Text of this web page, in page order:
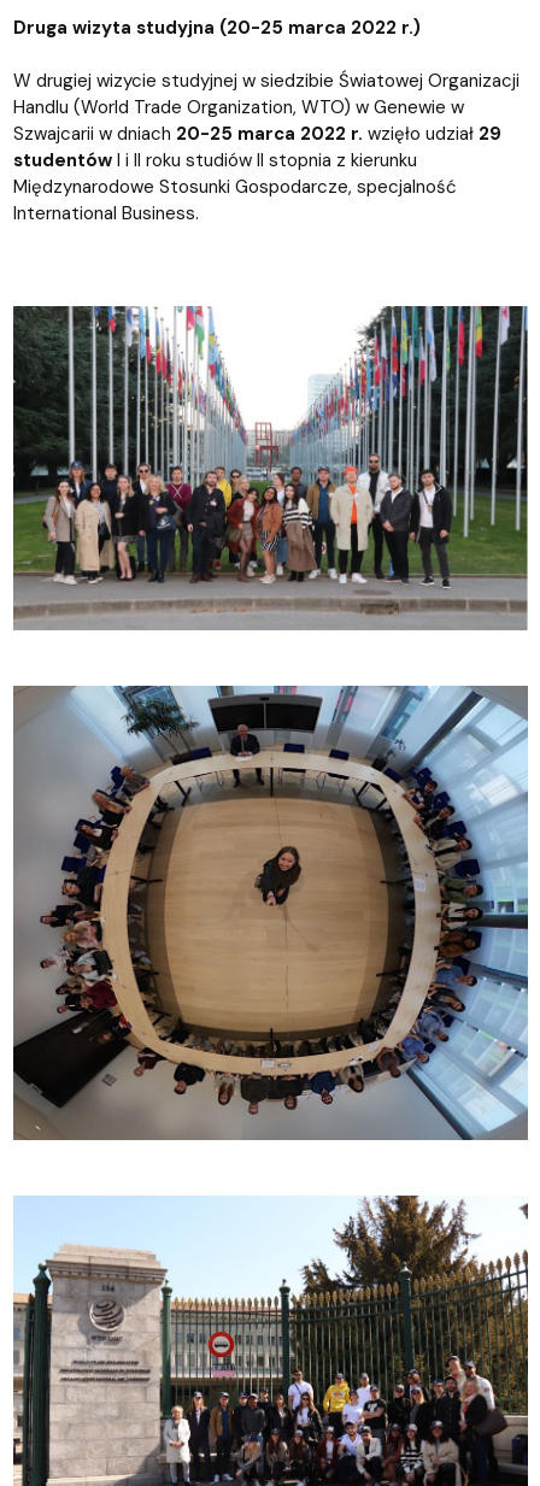
Druga wizyta studyjna (20-25 marca 2022 r.)
W drugiej wizycie studyjnej w siedzibie Światowej Organizacji
Handlu (World Trade Organization, WTO) w Genewie w
Szwajcarii w dniach 20-25 marca 2022 r. wzięło udział 29
studentówI i II roku studiów II stopnia z kierunku
Międzynarodowe Stosunki Gospodarcze, specjalność
International Business.